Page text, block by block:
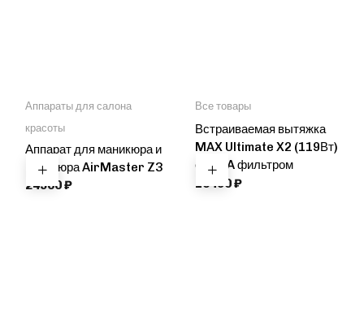
Аппараты для салона
красоты
Аппарат для маникюра и
педикюра AirMaster Z3
24900₽
Все товары
Встраиваемая вытяжка
MAX Ultimate X2 (119Вт)
с HEPA фильтром
10490₽